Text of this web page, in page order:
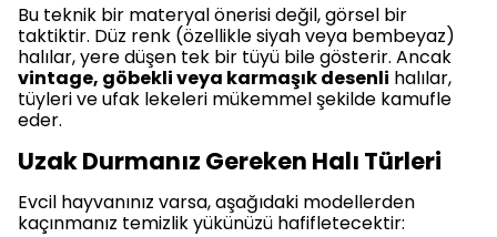
Bu teknik bir materyal önerisi değil, görsel bir
taktiktir. Düz renk (özellikle siyah veya bembeyaz)
halılar, yere düşen tek bir tüyü bile gösterir. Ancak
vintage, göbekli veya karmaşık desenli halılar,
tüyleri ve ufak lekeleri mükemmel şekilde kamufle
eder.
Uzak Durmanız Gereken Halı Türleri
Evcil hayvanınız varsa, aşağıdaki modellerden
kaçınmanız temizlik yükünüzü hafifletecektir: